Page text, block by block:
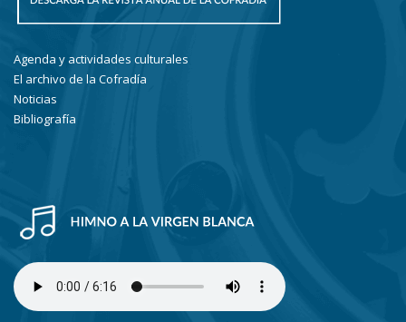
Agenda y actividades culturales
El archivo de la Cofradía
Noticias
Bibliografía